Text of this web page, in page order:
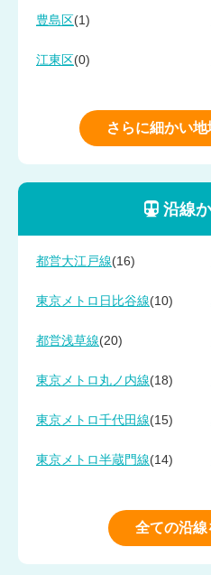
豊島区 (1)
江東区 (0)
さらに細かい
沿線
都営大江戸線(16)
東京メトロ日比谷線(10)
都営浅草線(20)
東京メトロ丸ノ内線(18)
東京メトロ千代田線(15)
東京メトロ半蔵門線(14)
全ての沿